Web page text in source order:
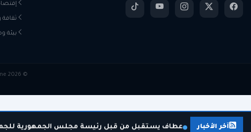
آخر الأخبار عطاف يستقبل من قبل رئيسة مجلس الجمهورية
بيئة
© 2026 Algeria Press Online